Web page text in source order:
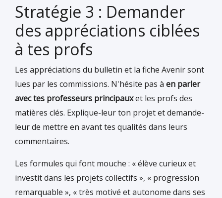
Stratégie 3 : Demander
des appréciations ciblées
à tes profs
Les appréciations du bulletin et la fiche Avenir sont
lues par les commissions. N'hésite pas à en parler
avec tes professeurs principauxet les profs des
matières clés. Explique-leur ton projet et demande-
leur de mettre en avant tes qualités dans leurs
commentaires.
Les formules qui font mouche : « élève curieux et
investit dans les projets collectifs », « progression
remarquable », « très motivé et autonome dans ses